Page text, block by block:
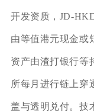
开发资质，JD-
由等值港元现金或
资产由渣打银行等
所每月进行链上穿
盖与透明兑付。技